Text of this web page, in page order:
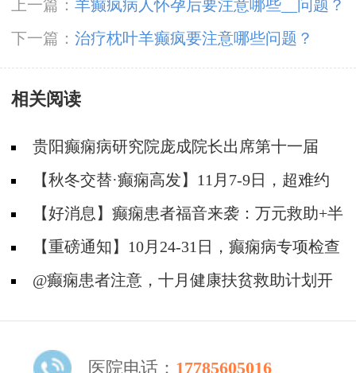
上一篇： 羊癫疯病人怀孕后要注意哪些__问题？
下一篇： 治疗枕叶羊癫疯要注意哪些问题？
相关阅读
贵阳癫痫病研究院庞成院长出席第十一届
CAAE国际癫痫论坛暨协会成立20周年庆典
【秋冬交替·癫痫高发】11月7-9日，超难约
的北京三甲名医，携手贵州专家团共抗癫痫，速
约！
【好消息】癫痫患者福音来袭：万元救助+半
价专项检查+京黔专家免费亲诊，符合条件者速
申请！
【重磅通知】10月24-31日，癫痫病专项检查
全额救助+京黔名医免费亲诊+高达万元补贴，
@癫痫患者注意，十月健康扶贫救助计划开
额！
医院电话： 17785605016